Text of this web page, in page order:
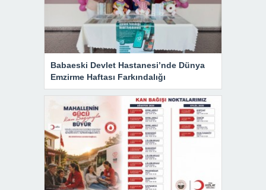
Babaeski Devlet Hastanesi’nde Dünya
Emzirme Haftası Farkındalığı